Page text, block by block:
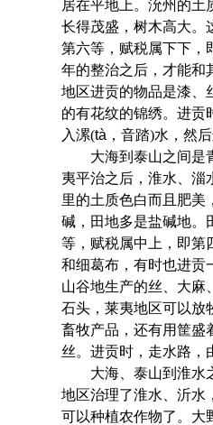
居在平地上。沇州的土
长得茂盛，树木高大。
第六等，赋税属下下，
年的整治之后，才能和
地区进贡的物品是漆、
的有花纹的锦绣。进贡
入漯(tà ，音踏)水，然
大海到泰山之间是
夷平治之后，淮水、淄
里的土质色白而且肥美
碱，田地多是盐碱地。
等，赋税属中上，即第
和细葛布，有时也进贡
山谷地生产的丝、大麻
石头，莱夷地区可以放
畜牧产品，还有用筐盛
丝。进贡时，走水路，
大海、泰山到淮水
地区治理了淮水、沂水
可以种植农作物了。大